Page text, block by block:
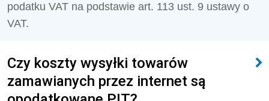
podatku VAT na podstawie art. 113 ust. 9 ustawy o
VAT.
Czy koszty wysyłki towarów
zamawianych przez internet są